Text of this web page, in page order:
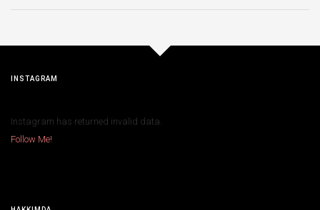
INSTAGRAM
Instagram has returned invalid data.
Follow Me!